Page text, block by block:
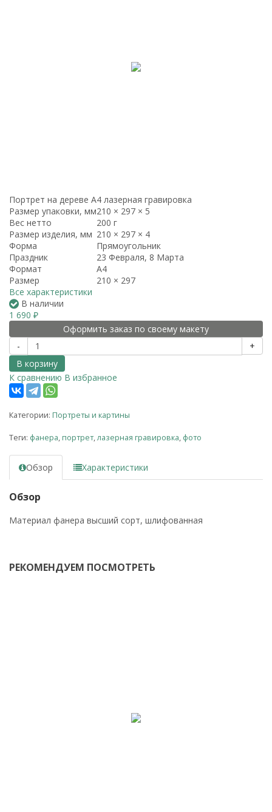
Портрет на дереве А4 лазерная гравировка
Размер упаковки, мм210 × 297 × 5
Вес нетто
200 г
Размер изделия, мм 210 × 297 × 4
Форма
Прямоугольник
Праздник
23 Февраля, 8 Марта
Формат
А4
Размер
210 × 297
Все характеристики
В наличии
1 690 ₽
Оформить заказ по своему макету
-
+
В корзину
К сравнению В избранное
Категории: Портреты и картины
Теги: фанера,портрет,лазерная гравировка, фото
Обзор Характеристики
Обзор
Материал фанера высший сорт, шлифованная
РЕКОМЕНДУЕМ ПОСМОТРЕТЬ